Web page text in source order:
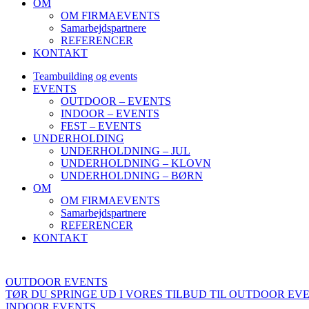
OM
OM FIRMAEVENTS
Samarbejdspartnere
REFERENCER
KONTAKT
Teambuilding og events
EVENTS
OUTDOOR – EVENTS
INDOOR – EVENTS
FEST – EVENTS
UNDERHOLDING
UNDERHOLDNING – JUL
UNDERHOLDNING – KLOVN
UNDERHOLDNING – BØRN
OM
OM FIRMAEVENTS
Samarbejdspartnere
REFERENCER
KONTAKT
OUTDOOR EVENTS
TØR DU SPRINGE UD I VORES TILBUD TIL OUTDOOR
INDOOR EVENTS